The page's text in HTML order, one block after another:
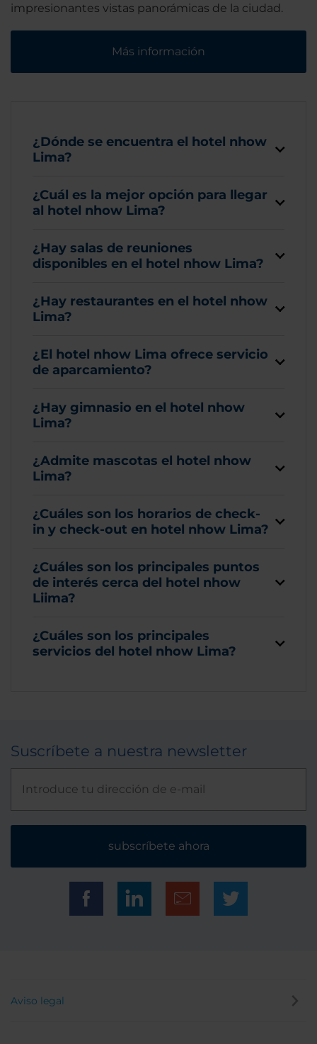
impresionantes vistas panorámicas de la ciudad.
Más información
¿Dónde se encuentra el hotel nhow
Lima?
¿Cuál es la mejor opción para llegar
al hotel nhow Lima?
¿Hay salas de reuniones
disponibles en el hotel nhow Lima?
¿Hay restaurantes en el hotel nhow
Lima?
¿El hotel nhow Lima ofrece servicio
de aparcamiento?
¿Hay gimnasio en el hotel nhow
Lima?
¿Admite mascotas el hotel nhow
Lima?
¿Cuáles son los horarios de check-
in y check-out en hotel nhow Lima?
¿Cuáles son los principales puntos
de interés cerca del hotel nhow
Liima?
¿Cuáles son los principales
servicios del hotel nhow Lima?
Suscríbete a nuestra newsletter
subscríbete ahora
Aviso legal